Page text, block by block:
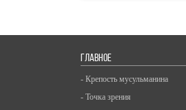
ГЛАВНОЕ
- Крепость мусульманина
- Точка зрения